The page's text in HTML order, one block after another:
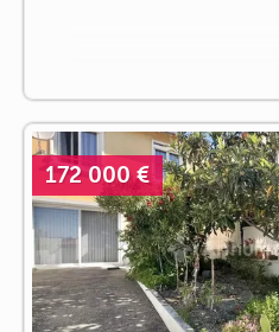
172 000 €